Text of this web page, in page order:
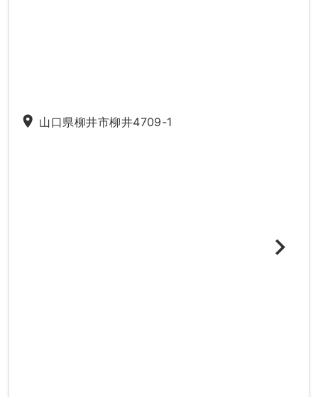
place 山口県柳井市柳井4709-1